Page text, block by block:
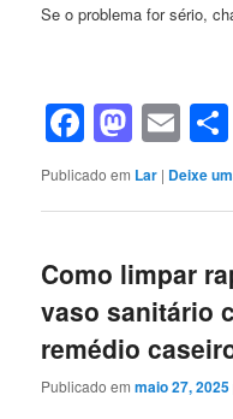
Se o problema for sério,
Facebook
Publicado em Lar | Deixe
Como limpar
vaso sanitário
remédio
Publicado emmaio 27, 2025